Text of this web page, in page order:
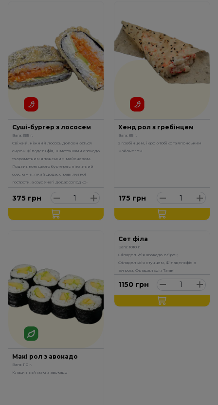
Суші-бургер з лососем
Вага: 365 г.
Свіжий, ніжний лосось доповнюється
сиром Філадельфія, шматочками авокадо
та ароматним японським майонезом.
Родзинкою цього бургера є пікантний
соус кімчі, який додає страві легкої
гостроти, а соус Унагі додає солодко-
375 грн
Хенд рол з гребінцем
Вага: 65 г.
З гребінцем, ікрою тобіко та японським
майонезом
175 грн
Макі рол з авокадо
Вага: 110 г.
Класичний макі з авокадо
Сет філа
Вага: 1010 г.
Філадельфія авокадо-огірок,
Філадельфія с тунцем, Філадельфія з
вугром, Філадельфія Татакі
1150 грн